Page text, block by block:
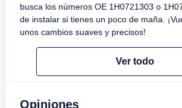
busca los números OE 1H0721303 o
de instalar si tienes un poco de maña.
unos cambios suaves y precisos!
Ver todo
Opiniones